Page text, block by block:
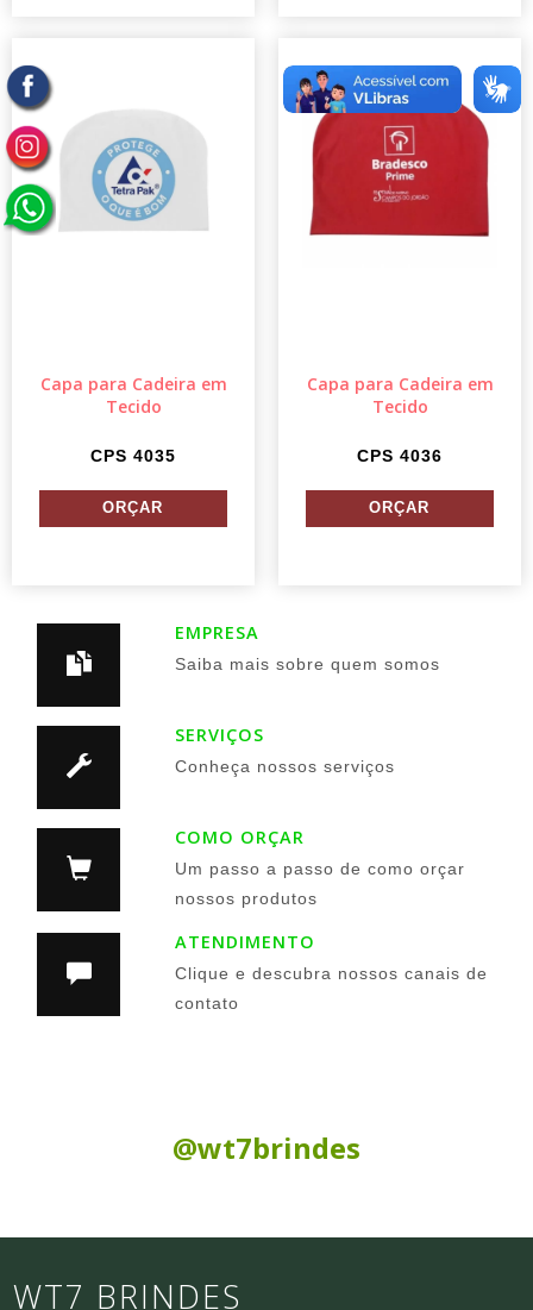
Capa para Cadeira em
Tecido
CPS 4035
Capa para Cadeira em
Tecido
CPS 4036
EMPRESA
Saiba mais sobre quem somos
SERVIÇOS
Conheça nossos serviços
COMO ORÇAR
Um passo a passo de como orçar
nossos produtos
ATENDIMENTO
Clique e descubra nossos canais de
contato
@wt7brindes
WT7 BRINDES